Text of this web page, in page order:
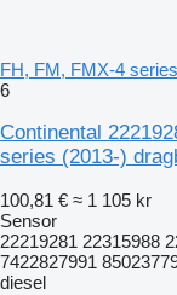
FH, FM, FMX-4
6
Continental
series (2013-)
100,81 € ≈ 1 105 kr
Sensor
22219281 22315988
7422827991
diesel